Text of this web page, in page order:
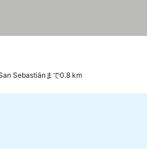
Sebastiánまで0.8 km